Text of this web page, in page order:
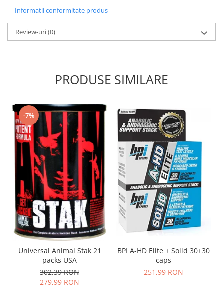
Informatii conformitate produs
Review-uri(0)
PRODUSE SIMILARE
-7%
Universal Animal Stak 21
packs USA
302,39 RON
279,99 RON
BPI A-HD Elite + Solid 30+30
caps
251,99 RON